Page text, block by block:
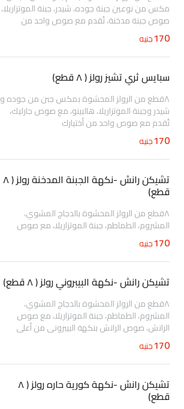
مكس من نوعين جبنة جوده، شيدر، جبنة الموتزاريلا،
صوص جبنة مدخنة، تُقدم مع صوص واحد من
أختيارك
170جنيه
سبايس ثري تشيز رولز ( ٨ قطع)
٨قطع من الرولز المحشوة بمكس جبن من جوده و
شيدر وجبنة الموتزاريلا، هالبينو، مع صوص جارليك،
تُقدم مع صوص واحد من أختيارك
170جنيه
تشيكن رانش -نكهة الجبنة المدخنة رولز ( ٨
قطع)
٨قطع من الرولز المحشوة بالدجاج المشوي،
المشروم، الطماطم، جبنة الموتزاريلا، مع صوص
الرانش، صوص الرانش بنكهة الجبنة المدخنة من
أعلي الرولز؛ تُقدم مع صوص من أختيارك
170جنيه
تشيكن رانش -نكهة البيبروني رولز ( ٨ قطع)
٨قطع من الرولز المحشوة بالدجاج المشوي،
المشروم، الطماطم، جبنة الموتزاريلا، مع صوص
الرانش، صوص الرانش بنكهة البيبروني من أعلي
الرولز؛ تُقدم مع صوص من أختيارك
170جنيه
تشيكن رانش -نكهة كورية حاره رولز ( ٨
قطع)